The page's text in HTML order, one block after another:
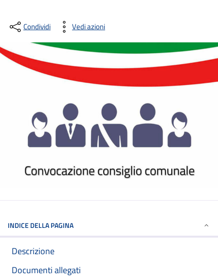
Condividi Vedi azioni
INDICE DELLA PAGINA
Descrizione
Documenti allegati